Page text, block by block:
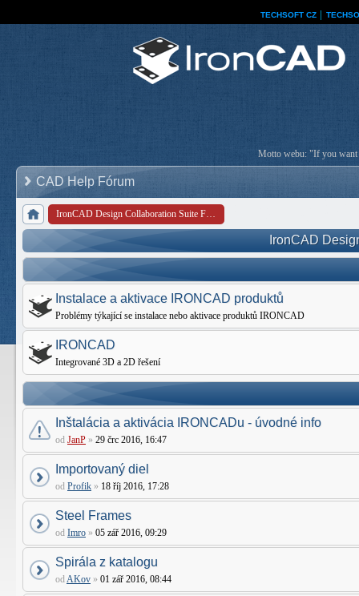
TECHSOFT CZ
Motto webu: "If you want
CAD Help Fórum
IronCAD Design Collaboration Suite Forum
IronCAD
Instalace a aktivace IRONCAD produktů
Problémy týkající se instalace nebo aktivace produktů IRONCAD
IRONCAD
Integrované 3D a 2D řešení
Inštalácia a aktivácia IRONCADu - úvodné info
od JanP » 29 črc 2016, 16:47
Importovaný diel
od Profik » 18 říj 2016, 17:28
Steel Frames
od Imro » 05 zář 2016, 09:29
Spirála z katalogu
odAKov » 01 zář 2016, 08:44